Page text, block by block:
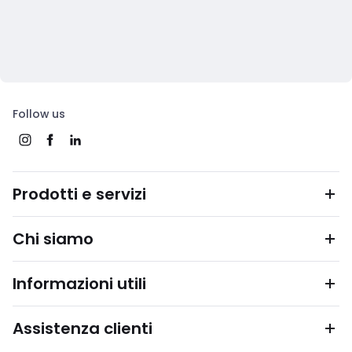
Follow us
Prodotti e servizi
Chi siamo
Informazioni utili
Assistenza clienti